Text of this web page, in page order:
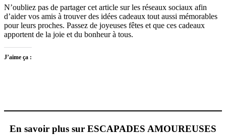
N’oubliez pas de partager cet article sur les réseaux sociaux afin
d’aider vos amis à trouver des idées cadeaux tout aussi mémorables
pour leurs proches. Passez de joyeuses fêtes et que ces cadeaux
apportent de la joie et du bonheur à tous.
J’aime ça :
En savoir plus sur ESCAPADES AMOUREUSES